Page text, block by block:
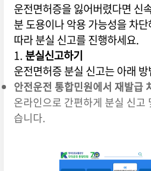
운전면허증을 잃어버렸다면 신
분 도용이나 악용 가능성을 차
따라 분실 신고를 진행하세요.
1. 분실신고하기
운전면허증 분실 신고는 아래
안전운전 통합민원에서 재발급
온라인으로 간편하게 분실 신고
습니다.